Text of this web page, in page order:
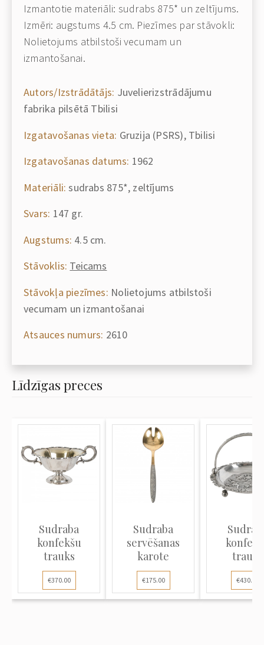
Izmantotie materiāli: sudrabs 875* un zeltījums.
Izmēri: augstums 4.5 cm. Piezīmes par stāvokli:
Nolietojums atbilstoši vecumam un
izmantošanai.
Autors/Izstrādātājs: Juvelierizstrādājumu
fabrika pilsētā Tbilisi
Izgatavošanas vieta: Gruzija (PSRS), Tbilisi
Izgatavošanas datums: 1962
Materiāli: sudrabs 875*, zeltījums
Svars: 147 gr.
Augstums: 4.5 cm.
Stāvoklis: Teicams
Stāvokļa piezīmes: Nolietojums atbilstoši
vecumam un izmantošanai
Atsauces numurs: 2610
Līdzīgas preces
Sudraba
konfekšu
trauks
€370.00
Sudraba
servēšanas
karote
€175.00
trauks
€430.00